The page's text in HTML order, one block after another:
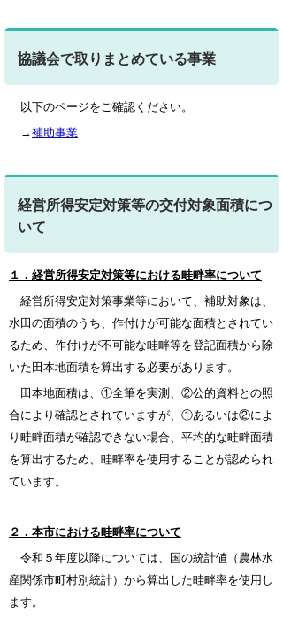
協議会で取りまとめている事業
以下のページをご確認ください。
→補助事業
経営所得安定対策等の交付対象面積につ
いて
１．経営所得安定対策等における畦畔率について
経営所得安定対策事業等において、補助対象は、
水田の面積のうち、作付けが可能な面積とされてい
るため、作付けが不可能な畦畔等を登記面積から除
いた田本地面積を算出する必要があります。
田本地面積は、①全筆を実測、②公的資料との照
合により確認とされていますが、①あるいは②によ
り畦畔面積が確認できない場合、平均的な畦畔面積
を算出するため、畦畔率を使用することが認められ
ています。
２．本市における畦畔率について
令和５年度以降については、国の統計値（農林水
産関係市町村別統計）から算出した畦畔率を使用し
ます。